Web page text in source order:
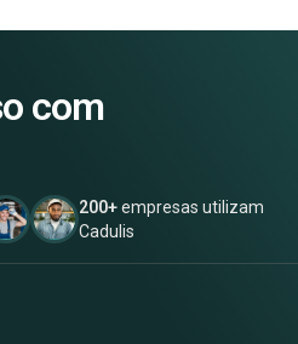
com
200+empresas utilizam
Cadulis